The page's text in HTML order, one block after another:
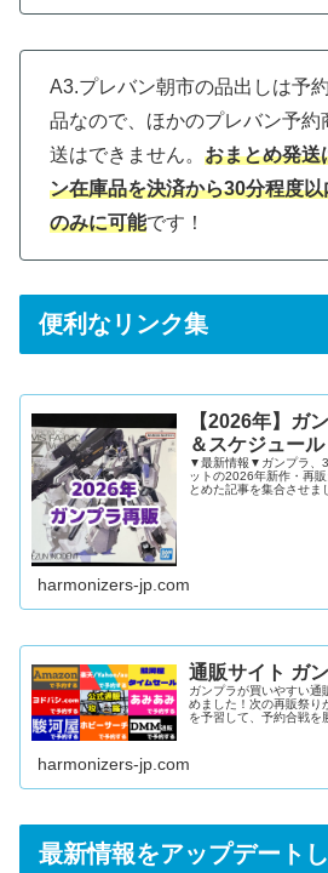
A3.プレバン朝市の品出しは予
品なので、ほかのプレバン予約
送はできません。 おまとめ発送
ン在庫品を決済から30分程度
のみに可能です！
便利なリンク集
【2026年】ガ
＆スケジュール
▼最新情報▼ガンプラ、
ットの2026年新作・再
とめた記事を集合させま
harmonizers-jp.com
通販サイト ガ
ガンプラが買いやすい通
めました！次の再販祭り
を予習して、予約合戦を
度：中～高在庫量：多
Amazon難易度：低～中
harmonizers-jp.com
最新情報をアップデートし